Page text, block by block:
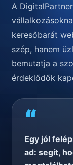
A
keresőbarát
szép, hanem
bemutatja a
érdeklődők
“
Egy jól
ad: segít,